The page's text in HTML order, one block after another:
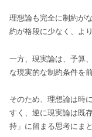
理想論も完全に制約が
約が格段に少なく、よ
一方、現実論は、予算
な現実的な制約条件を
そのため、理想論は時
すく、逆に現実論は既
持」に留まる思考にま